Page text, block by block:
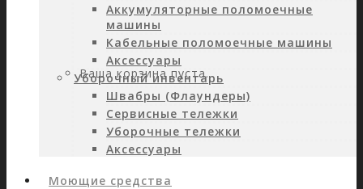
Ваша корзина пуста.
Аккумуляторные поломоечные
машины
Кабельные поломоечные машины
Аксессуары
Уборочный инвентарь
Швабры (Флаундеры)
Сервисные тележки
Уборочные тележки
Аксессуары
Моющие средства